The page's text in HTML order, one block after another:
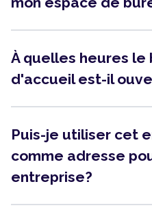
À quelles heures le
d'accueil est-il
Puis-je utiliser cet
comme adresse
entreprise?